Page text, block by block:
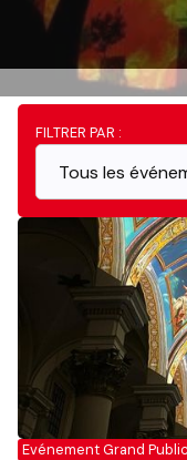
FILTRER PAR :
Evénement Grand Public